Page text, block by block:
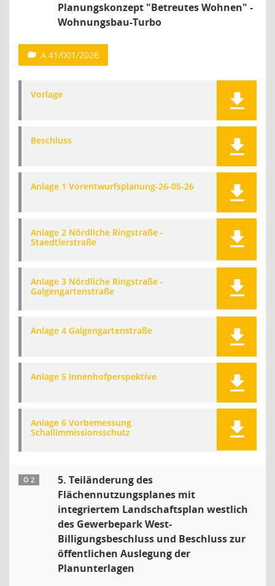
Planungskonzept "Betreutes Wohnen" -
Wohnungsbau-Turbo
A.41/001/2026
Vorlage
Beschluss
Anlage 1 Vorentwurfsplanung-26-05-26
Anlage 2 Nördliche Ringstraße -
Staedtlerstraße
Anlage 3 Nördliche Ringstraße -
Galgengartenstraße
Anlage 4 Galgengartenstraße
Anlage 5 Innenhofperspektive
Anlage 6 Vorbemessung
Schallimmissionsschutz
Ö 2
5. Teiländerung des
Flächennutzungsplanes mit
integriertem Landschaftsplan westlich
des Gewerbepark West-
Billigungsbeschluss und Beschluss zur
öffentlichen Auslegung der
Planunterlagen